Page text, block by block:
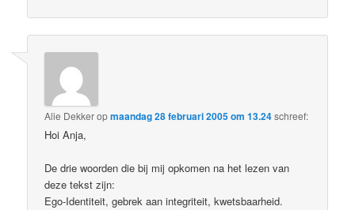
Alie Dekkeropmaandag 28 februari 2005 om 13.24schreef:
Hoi Anja,
De drie woorden die bij mij opkomen na het lezen van
deze tekst zijn:
Ego-Identiteit, gebrek aan integriteit, kwetsbaarheid.